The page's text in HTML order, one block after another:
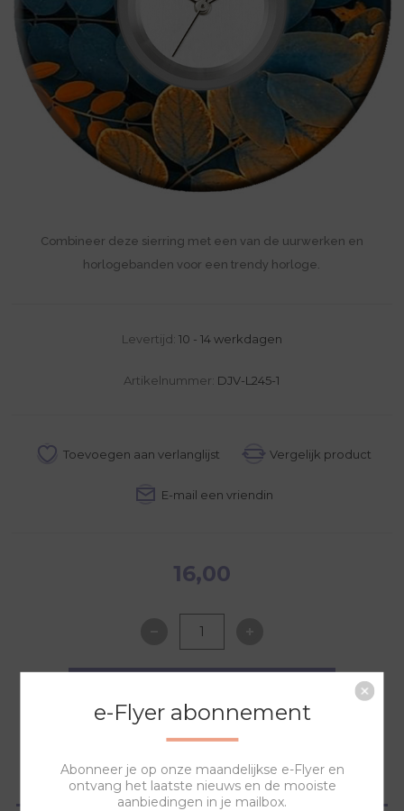
Combineer deze sierring met een van de uurwerken en
horlogebanden voor een trendy horloge.
Levertijd: 10 - 14 werkdagen
Artikelnummer: DJV-L245-1
16,00
OVERZICHT
e-Flyer abonnement
Abonneer je op onze maandelijkse e-Flyer en
ontvang het laatste nieuws en de mooiste
aanbiedingen in je mailbox.